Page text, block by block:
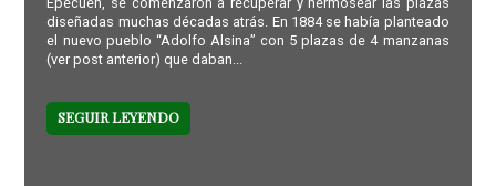
diseñadas muchas décadas atrás. En 1884 se había planteado
el nuevo pueblo “Adolfo Alsina” con 5 plazas de 4 manzanas
(ver post anterior) que daban...
SEGUIR LEYENDO